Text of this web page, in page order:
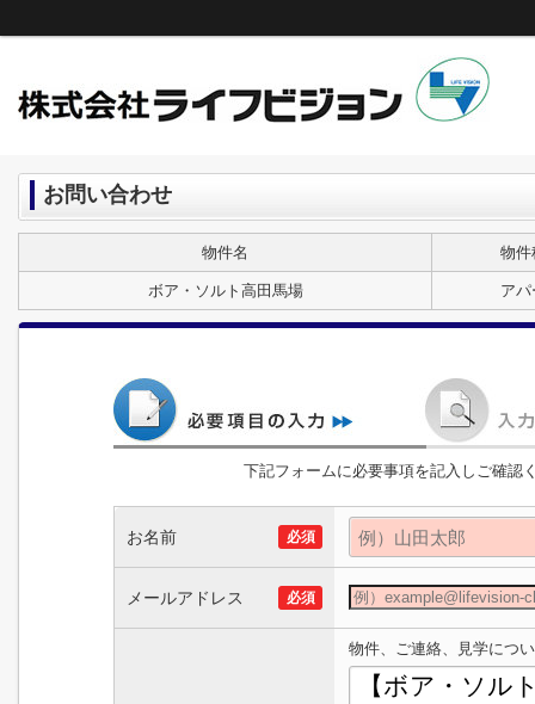
お問い合わせ
物件名 物件
ボア・ソルト高田馬場 ア
下記フォームに必要事項を記入しご確認
お名前 必須
メールアドレス 必須
物件、ご連絡、見学につ